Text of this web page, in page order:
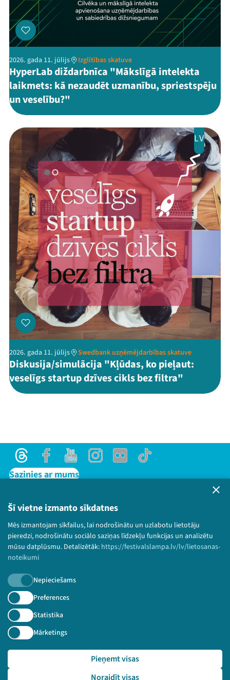
Šī vietne izmanto sīkdatnes
Mēs izmantojam sīkfailus, lai nodrošinātu un uzlabotu lietotāju
pieredzi, nodrošinātu sociālo saziņas līdzekļu funkcijas un analizētu
mūsu datplūsmu. Detalizētāk: https://festivalslampa.lv/lv/lietosanas-
noteikumi
Nepieciešams
Preferences
Statistika
Mārketings
Noraidīt visas
Pieņemt visas
2026. gada 11. jūlijs Izglītības skatuve
HyperLab diždarbnīca "Mākslīgā intelekta
laikmets: kā nezaudēt uzmanību, spriestspēju
un veselību?"
LV
2026. gada 11. jūlijs Swedbank uzņēmējdarbības skatuve
Diskusija/simulācija "Kļūdas, ko pieļaut:
veselīgs startup dzīves cikls bez filtra"
ThreadsFacebookYoutubeInstagram
Flick TikTok
Sazinies ar mums
Lietošanas noteikumi un sīkdatņu politika
Bērnu aizsardzības politika
© 2026 Sarunu festivāls LAMPA Visas tiesības
paturētas.
Piesakies jaunumiem!
Nepalaid garām aktuālāko informāciju!
Pieteikties